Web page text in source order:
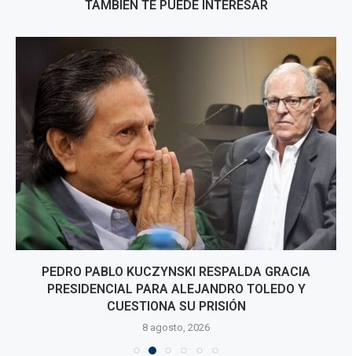
TAMBIÉN TE PUEDE INTERESAR
PEDRO PABLO KUCZYNSKI RESPALDA GRACIA
PRESIDENCIAL PARA ALEJANDRO TOLEDO Y
CUESTIONA SU PRISIÓN
8 agosto, 2026